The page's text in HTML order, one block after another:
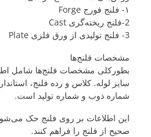
۱- فلنج فورج Forge
2-فلنج ریخته‌گری Cast
3- فلنج تولیدی از ورق فلزی Plate
مشخصات فلنج‌ها
بطورکلی مشخصات فلنج‌ها شامل
سایز لوله. کلاس و رده فلنج،
شماره ذوب و شماره تولید است.
این اطلاعات بر روی فلنج حک
صحیح از فلنج را فراهم کنند.